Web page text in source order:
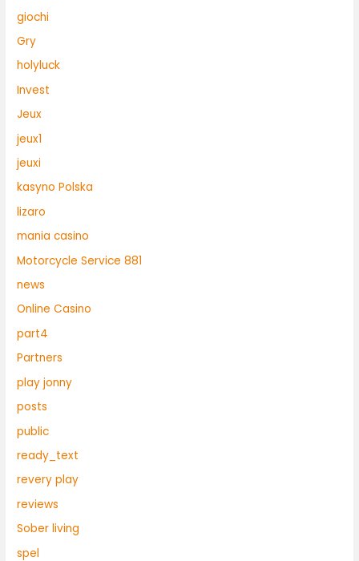
giochi
Gry
holyluck
Invest
Jeux
jeux1
jeuxi
kasyno Polska
lizaro
mania casino
Motorcycle Service 881
news
Online Casino
part4
Partners
play jonny
posts
public
ready_text
revery play
reviews
Sober living
spel